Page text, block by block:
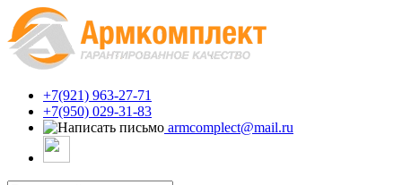
+7(921) 963-27-71
+7(950) 029-31-83
armcomplect@mail.ru